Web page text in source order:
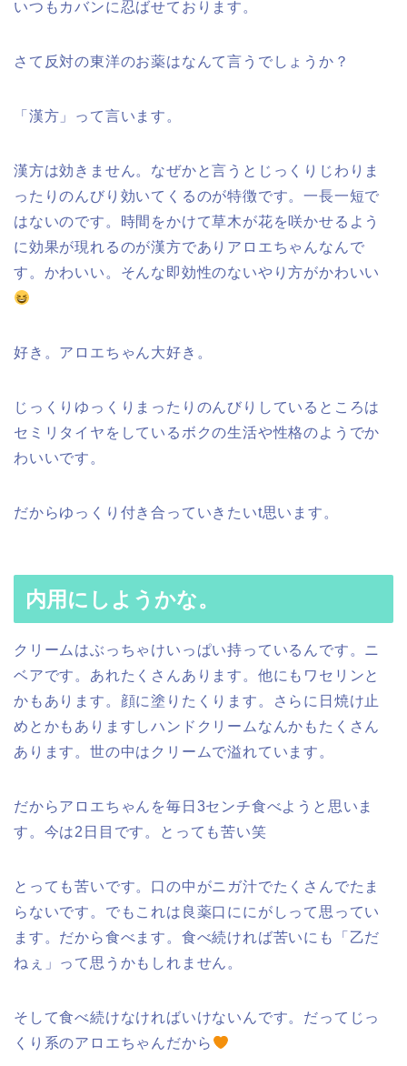
いつもカバンに忍ばせております。
さて反対の東洋のお薬はなんて言うでしょうか？
「漢方」って言います。
漢方は効きません。なぜかと言うとじっくりじわりま
ったりのんびり効いてくるのが特徴です。一長一短で
はないのです。時間をかけて草木が花を咲かせるよう
に効果が現れるのが漢方でありアロエちゃんなんで
す。かわいい。そんな即効性のないやり方がかわいい
好き。アロエちゃん大好き。
じっくりゆっくりまったりのんびりしているところは
セミリタイヤをしているボクの生活や性格のようでか
わいいです。
だからゆっくり付き合っていきたいt思います。
内用にしようかな。
クリームはぶっちゃけいっぱい持っているんです。ニ
ベアです。あれたくさんあります。他にもワセリンと
かもあります。顔に塗りたくります。さらに日焼け止
めとかもありますしハンドクリームなんかもたくさん
あります。世の中はクリームで溢れています。
だからアロエちゃんを毎日3センチ食べようと思いま
す。今は2日目です。とっても苦い笑
とっても苦いです。口の中がニガ汁でたくさんでたま
らないです。でもこれは良薬口ににがしって思ってい
ます。だから食べます。食べ続ければ苦いにも「乙だ
ねぇ」って思うかもしれません。
そして食べ続けなければいけないんです。だってじっ
くり系のアロエちゃんだから